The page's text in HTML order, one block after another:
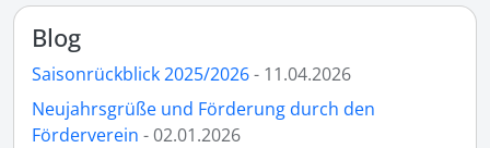
Blog
Saisonrückblick 2025/2026- 11.04.2026
Neujahrsgrüße und Förderung durch den
Förderverein - 02.01.2026